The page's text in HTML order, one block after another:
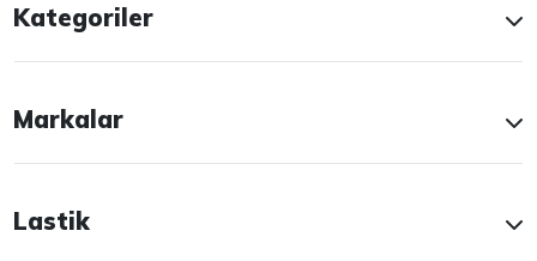
Kategoriler
Markalar
Lastik